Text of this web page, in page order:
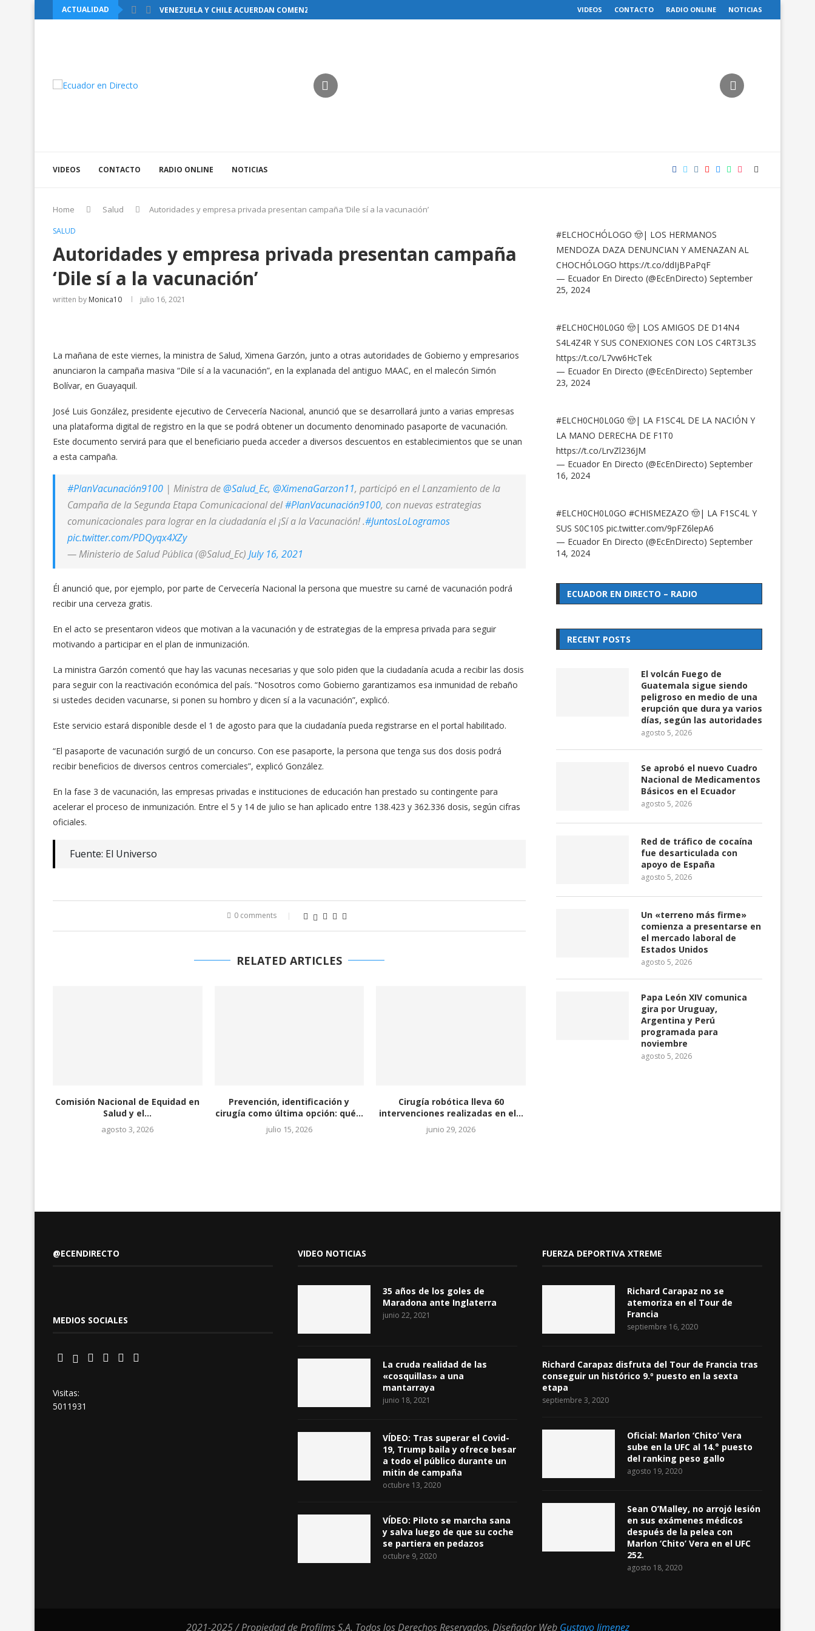
ACTUALIDAD VENEZUELA Y CHILE ACUERDAN COMENZAR EL RESTABLECIMIENTO DE... VIDEOS CONTACTO RADIO ONLINE NOTICIAS
VIDEOS CONTACTO RADIO ONLINE NOTICIAS
Home Salud Autoridades y empresa privada presentan campaña ‘Dile sí a la vacunación’
SALUD
Autoridades y empresa privada presentan campaña
‘Dile sí a la vacunación’
written by Monica10 julio 16, 2021
La mañana de este viernes, la ministra de Salud, Ximena Garzón, junto a otras autoridades de Gobierno y empresarios
anunciaron la campaña masiva “Dile sí a la vacunación”, en la explanada del antiguo MAAC, en el malecón Simón
Bolívar, en Guayaquil.
José Luis González, presidente ejecutivo de Cervecería Nacional, anunció que se desarrollará junto a varias empresas
una plataforma digital de registro en la que se podrá obtener un documento denominado pasaporte de vacunación.
Este documento servirá para que el beneficiario pueda acceder a diversos descuentos en establecimientos que se unan
a esta campaña.
#PlanVacunación9100 | Ministra de@Salud_Ec, @XimenaGarzon11, participó en el Lanzamiento de la
Campaña de la Segunda Etapa Comunicacional del#PlanVacunación9100, con nuevas estrategias
comunicacionales para lograr en la ciudadanía el ¡Sí a la Vacunación! .#JuntosLoLogramos
pic.twitter.com/PDQyqx4XZy
— Ministerio de Salud Pública (@Salud_Ec) July 16, 2021
Él anunció que, por ejemplo, por parte de Cervecería Nacional la persona que muestre su carné de vacunación podrá
recibir una cerveza gratis.
En el acto se presentaron videos que motivan a la vacunación y de estrategias de la empresa privada para seguir
motivando a participar en el plan de inmunización.
La ministra Garzón comentó que hay las vacunas necesarias y que solo piden que la ciudadanía acuda a recibir las dosis
para seguir con la reactivación económica del país. “Nosotros como Gobierno garantizamos esa inmunidad de rebaño
si ustedes deciden vacunarse, si ponen su hombro y dicen sí a la vacunación”, explicó.
Este servicio estará disponible desde el 1 de agosto para que la ciudadanía pueda registrarse en el portal habilitado.
“El pasaporte de vacunación surgió de un concurso. Con ese pasaporte, la persona que tenga sus dos dosis podrá
recibir beneficios de diversos centros comerciales”, explicó González.
En la fase 3 de vacunación, las empresas privadas e instituciones de educación han prestado su contingente para
acelerar el proceso de inmunización. Entre el 5 y 14 de julio se han aplicado entre 138.423 y 362.336 dosis, según cifras
oficiales.
Fuente: El Universo
0 comments
RELATED ARTICLES
Comisión Nacional de Equidad en
Salud y el...
agosto 3, 2026
Prevención, identificación y
cirugía como última opción: qué...
julio 15, 2026
Cirugía robótica lleva 60
intervenciones realizadas en el...
junio 29, 2026
#ELCHOCHÓLOGO 🤠| LOS HERMANOS
MENDOZA DAZA DENUNCIAN Y AMENAZAN AL
CHOCHÓLOGO https://t.co/ddIjBPaPqF
— Ecuador En Directo (@EcEnDirecto) September
25, 2024
#ELCH0CH0L0G0 🤠| LOS AMIGOS DE D14N4
S4L4Z4R Y SUS CONEXIONES CON LOS C4RT3L3S
https://t.co/L7vw6HcTek
— Ecuador En Directo (@EcEnDirecto) September
23, 2024
#ELCH0CH0L0G0 🤠| LA F1SC4L DE LA NACIÓN Y
LA MANO DERECHA DE F1T0
https://t.co/LrvZl236JM
— Ecuador En Directo (@EcEnDirecto) September
16, 2024
#ELCH0CH0L0GO #CHISMEZAZO 🤠| LA F1SC4L Y
SUS S0C10S pic.twitter.com/9pFZ6lepA6
— Ecuador En Directo (@EcEnDirecto) September
14, 2024
ECUADOR EN DIRECTO – RADIO
RECENT POSTS
El volcán Fuego de
Guatemala sigue siendo
peligroso en medio de una
erupción que dura ya varios
días, según las autoridades
agosto 5, 2026
Se aprobó el nuevo Cuadro
Nacional de Medicamentos
Básicos en el Ecuador
agosto 5, 2026
Red de tráfico de cocaína
fue desarticulada con
apoyo de España
agosto 5, 2026
Un «terreno más firme»
comienza a presentarse en
el mercado laboral de
Estados Unidos
agosto 5, 2026
Papa León XIV comunica
gira por Uruguay,
Argentina y Perú
programada para
noviembre
agosto 5, 2026
@ECENDIRECTO
MEDIOS SOCIALES
Visitas:
5011931
VIDEO NOTICIAS
35 años de los goles de
Maradona ante Inglaterra
junio 22, 2021
La cruda realidad de las
«cosquillas» a una
mantarraya
junio 18, 2021
VÍDEO: Tras superar el Covid-
19, Trump baila y ofrece besar
a todo el público durante un
mitin de campaña
octubre 13, 2020
VÍDEO: Piloto se marcha sana
y salva luego de que su coche
se partiera en pedazos
octubre 9, 2020
FUERZA DEPORTIVA XTREME
Richard Carapaz no se
atemoriza en el Tour de
Francia
septiembre 16, 2020
Richard Carapaz disfruta del Tour de Francia tras
conseguir un histórico 9.º puesto en la sexta
etapa
septiembre 3, 2020
Oficial: Marlon ‘Chito’ Vera
sube en la UFC al 14.° puesto
del ranking peso gallo
agosto 19, 2020
Sean O’Malley, no arrojó lesión
en sus exámenes médicos
después de la pelea con
Marlon ‘Chito’ Vera en el UFC
252.
agosto 18, 2020
2021-2025 / Propiedad de Profilms S.A. Todos los Derechos Reservados. Diseñador Web Gustavo Jimenez